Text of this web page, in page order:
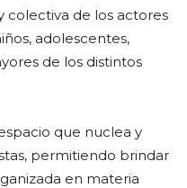
colectiva de los actores
adolescentes,
de los distintos
que nuclea y
permitiendo brindar
en materia